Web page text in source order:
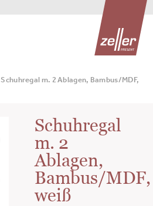
Schuhregal m. 2 Ablagen, Bambus/MDF,
Schuhregal
m. 2
Ablagen,
Bambus/MDF,
weiß